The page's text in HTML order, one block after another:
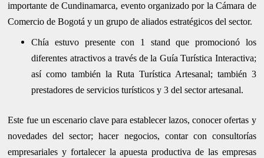
importante de Cundinamarca, evento organizado por la Cámara de
Comercio de Bogotá y un grupo de aliados estratégicos del sector.
Chía estuvo presente con 1 stand que promocionó los
diferentes atractivos a través de la Guía Turística Interactiva;
así como también la Ruta Turística Artesanal; también 3
prestadores de servicios turísticos y 3 del sector artesanal.
Este fue un escenario clave para establecer lazos, conocer ofertas y
novedades del sector; hacer negocios, contar con consultorías
empresariales y fortalecer la apuesta productiva de las empresas